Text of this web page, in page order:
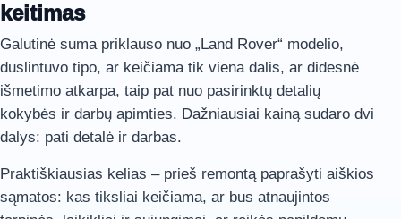
keitimas
Galutinė suma priklauso nuo „Land Rover“ modelio,
duslintuvo tipo, ar keičiama tik viena dalis, ar didesnė
išmetimo atkarpa, taip pat nuo pasirinktų detalių
kokybės ir darbų apimties. Dažniausiai kainą sudaro dvi
dalys: pati detalė ir darbas.
Praktiškiausias kelias – prieš remontą paprašyti aiškios
sąmatos: kas tiksliai keičiama, ar bus atnaujintos